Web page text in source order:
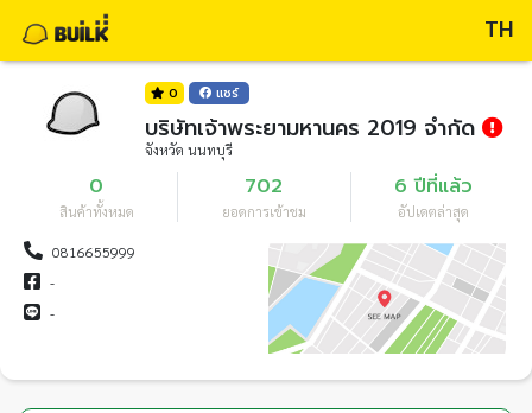
TH
0 แชร์
บริษัทเจ้าพระยามหานคร 2019 จำกัด
จังหวัด นนทบุรี
0
สินค้าทั้งหมด
702
ยอดการเข้าชม
6 ปีที่แล้ว
อัปเดตล่าสุด
0816655999
-
-